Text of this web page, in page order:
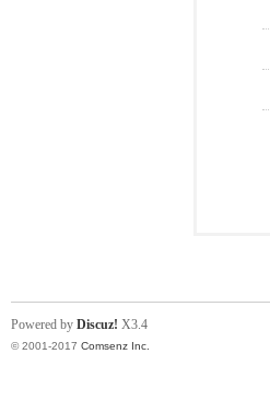
Powered by Discuz! X3.4
© 2001-2017 Comsenz Inc.